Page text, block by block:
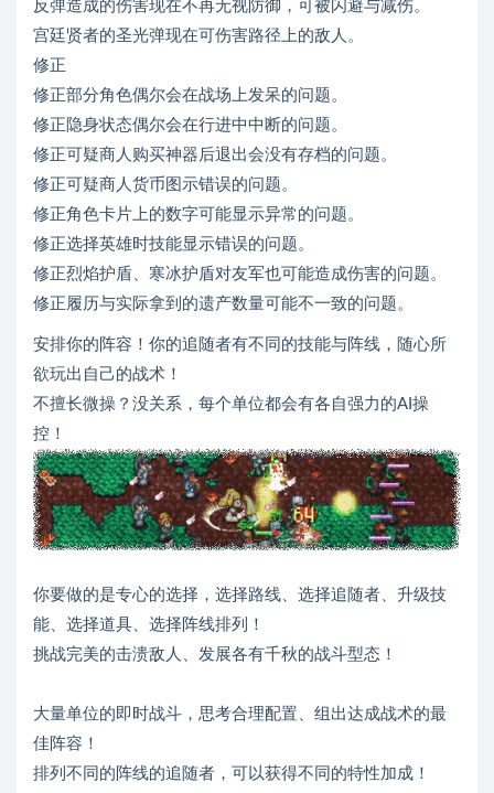
反弹造成的伤害现在不再无视防御，可被闪避与减伤。
宫廷贤者的圣光弹现在可伤害路径上的敌人。
修正
修正部分角色偶尔会在战场上发呆的问题。
修正隐身状态偶尔会在行进中中断的问题。
修正可疑商人购买神器后退出会没有存档的问题。
修正可疑商人货币图示错误的问题。
修正角色卡片上的数字可能显示异常的问题。
修正选择英雄时技能显示错误的问题。
修正烈焰护盾、寒冰护盾对友军也可能造成伤害的问题。
修正履历与实际拿到的遗产数量可能不一致的问题。
安排你的阵容！你的追随者有不同的技能与阵线，随心所
欲玩出自己的战术！
不擅长微操？没关系，每个单位都会有各自强力的AI操
控！
你要做的是专心的选择，选择路线、选择追随者、升级技
能、选择道具、选择阵线排列！
挑战完美的击溃敌人、发展各有千秋的战斗型态！
大量单位的即时战斗，思考合理配置、组出达成战术的最
佳阵容！
排列不同的阵线的追随者，可以获得不同的特性加成！